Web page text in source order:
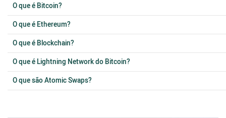
O que é Bitcoin?
O que é Ethereum?
O que é Blockchain?
O que é Lightning Network do Bitcoin?
O que são Atomic Swaps?